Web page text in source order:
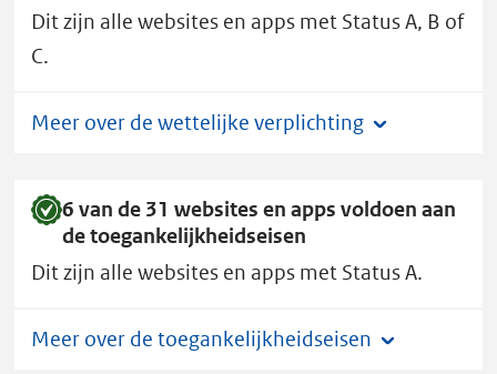
Dit zijn alle websites en apps met Status A, B of
C.
Meer over de wettelijke verplichting
6 van de 31 websites en apps voldoen aan
de toegankelijkheidseisen
Dit zijn alle websites en apps met Status A.
Meer over de toegankelijkheidseisen